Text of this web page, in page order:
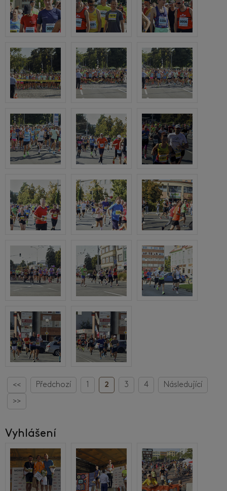
<< Předchozí 1 2 3 4
Následující
>>
Vyhlášení